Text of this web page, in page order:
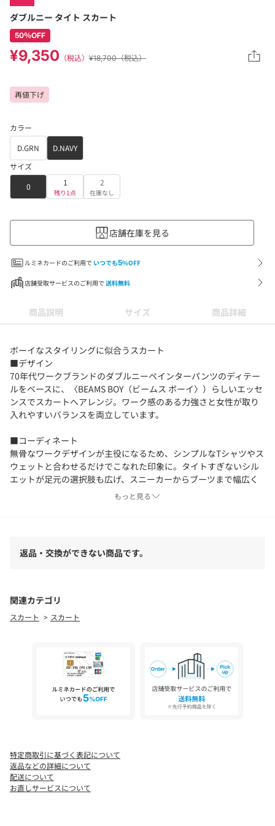
ダブルニー タイト スカート
50％OFF
¥9,350 （税込） ¥18,700（税込）
再値下げ
カラー
D.GRN
D.NAVY
サイズ
0
1
残り1点
2
在庫なし
店舗在庫を見る
ルミネカードのご利用で いつでも5%OFF
店舗受取サービスのご利用で 送料無料
商品説明 サイズ 商品詳細
ボーイなスタイリングに似合うスカート
■デザイン
70年代ワークブランドのダブルニーペインターパンツのディテー
ルをベースに、〈BEAMS BOY（ビームス ボーイ〉）らしいエッセ
ンスでスカートへアレンジ。ワーク感のある力強さと女性が取り
入れやすいバランスを両立しています。
■コーディネート
無骨なワークデザインが主役になるため、シンプルなTシャツやス
ウェットと合わせるだけでこなれた印象に。タイトすぎないシル
エットが足元の選択肢も広げ、スニーカーからブーツまで幅広く
ズ感に仕上げています。
タテヨコともにT/C（ポリエステル×コットン）を使用したチノ素
材。綿100％より軽く、ポリエステル混ならではの自然な光沢とシ
ャキッとした立体感が特徴。ワークディテールを上品に引き立て
洗濯可（詳細は商品についている品質表示ラベルをご覧くださ
【D.GRN】Model : H161 B76 W60 H82 Size : 0
※アイテムサイズは商品サンプルを採寸しているため、実際の商
品と多少の誤差が生じる場合がございます。
※画像の商品はサンプルのため、実際の商品と「仕様」「色味」
が異なる場合がございます。
もっと見る
返品・交換ができない商品です。
関連カテゴリ
スカート スカート
特定商取引に基づく表記について
返品などの詳細について
配送について
お直しサービスについて